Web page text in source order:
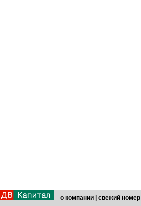
о компании свежий номер